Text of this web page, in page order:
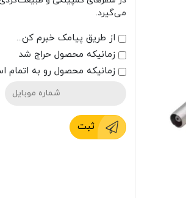
می‌گیرد.
از طریق پیامک خبرم کن...
زمانیکه محصول حراج شد
زمانیکه محصول رو به اتمام
ثبت